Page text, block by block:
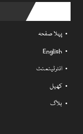
پہلا صفحہ
English
انٹرٹینمنٹ
کھیل
بلاگ